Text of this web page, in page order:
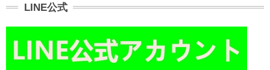
LINE公式